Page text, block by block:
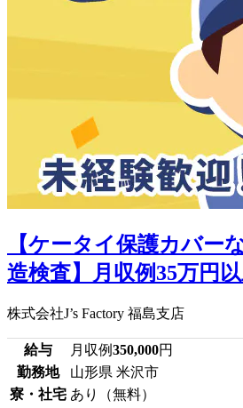
【ケータイ保護カバー
造検査】月収例35万円
株式会社J’s Factory 福島支店
給与 月収例350,000円
勤務地
山形県 米沢市
寮・社宅 あり（無料）